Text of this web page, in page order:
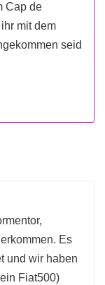
Cap de
mit dem
seid
Es
und wir haben
Fiat500)